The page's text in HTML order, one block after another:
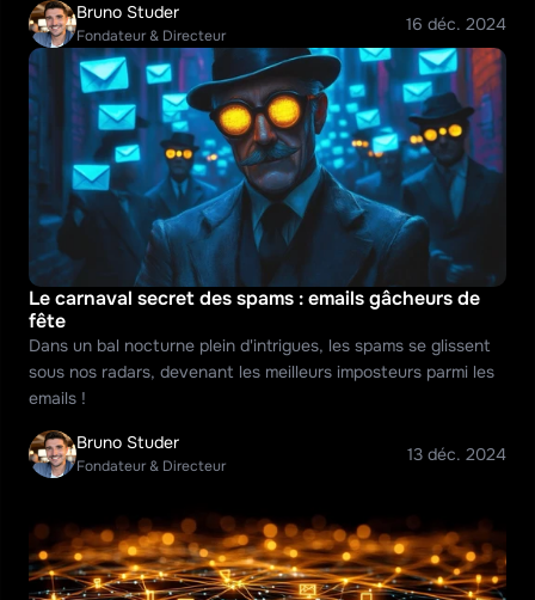
Bruno Studer
Fondateur & Directeur
16 déc. 2024
Le carnaval secret des spams : emails gâcheurs de
fête
Dans un bal nocturne plein d'intrigues, les spams se glissent
sous nos radars, devenant les meilleurs imposteurs parmi les
emails !
Bruno Studer
Fondateur & Directeur
13 déc. 2024